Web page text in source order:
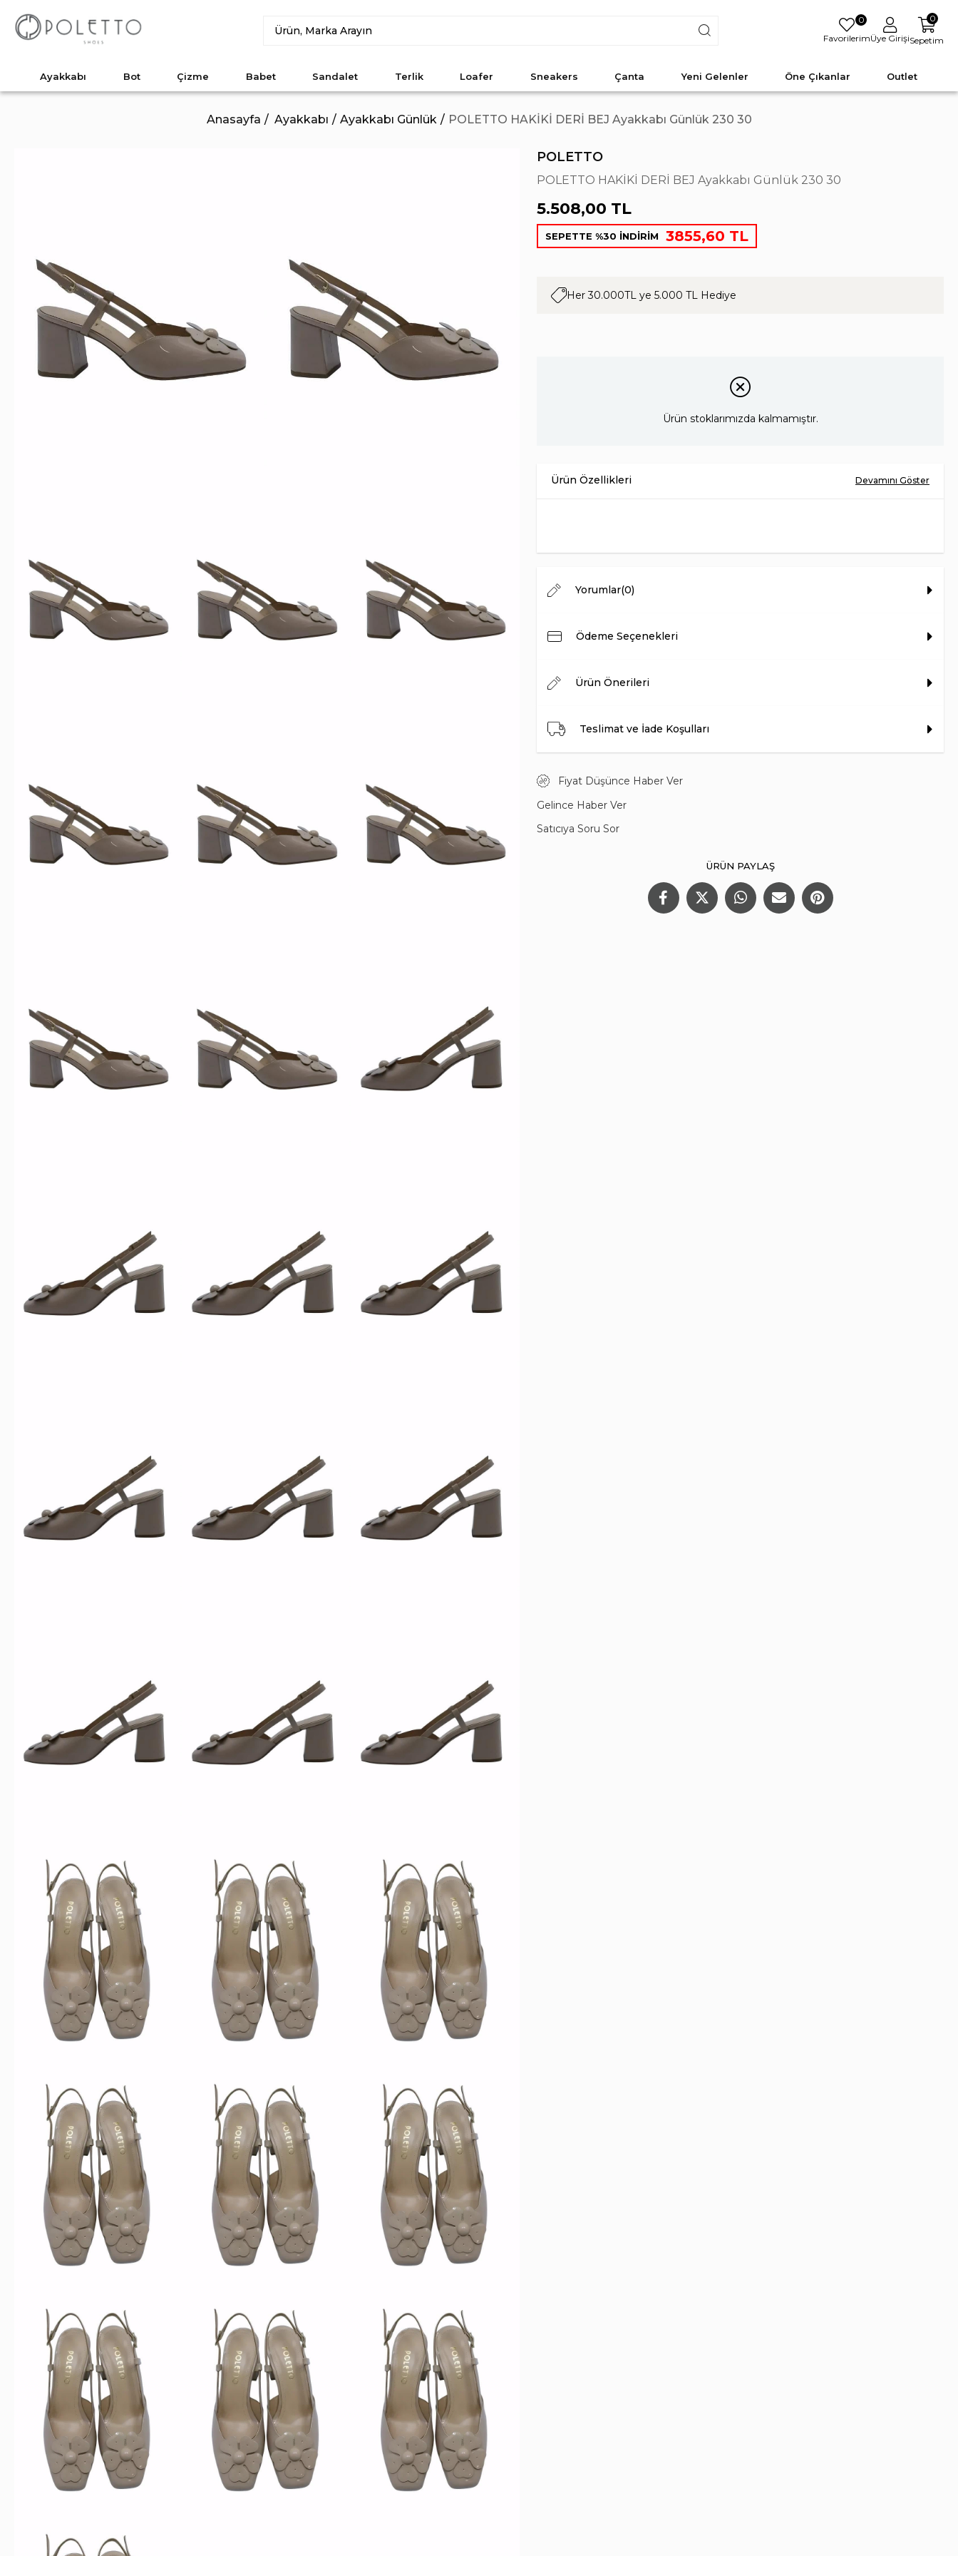
Favorilerim
0
Üye GirişiSepetim
0
Ayakkabı Bot Çizme Babet Sandalet Terlik Loafer Sneakers Çanta Yeni Gelenler Öne Çıkanlar Outlet
Anasayfa Ayakkabı Ayakkabı Günlük POLETTO HAKİKİ DERİ BEJ Ayakkabı Günlük 230 30
POLETTO
POLETTO HAKİKİ DERİ BEJ Ayakkabı Günlük 230 30
5.508,00 TL
SEPETTE %30 İNDİRİM 3855,60 TL
Her 30.000TL ye 5.000 TL Hediye
Ürün stoklarımızda kalmamıştır.
Menşei
TÜRKİYE
Yorumlar(0)
Ödeme Seçenekleri
Ürün Önerileri
Teslimat ve İade Koşulları
Fiyat Düşünce Haber Ver
Gelince Haber Ver
Satıcıya Soru Sor
ÜRÜN PAYLAŞ